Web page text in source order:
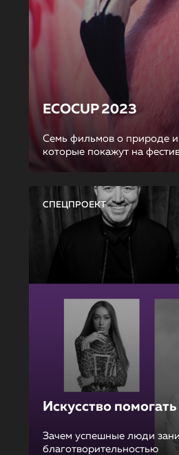
ECOCUP 2023
Семь фильмов о природе и
которые покажут на
СПЕЦПРОЕКТ
Искусство помогать
Зачем успешные люди
благотворительностью